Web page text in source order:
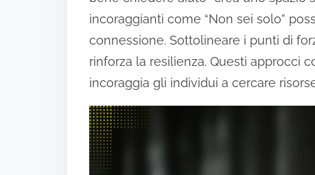
incoraggianti come “Non sei solo”
connessione. Sottolineare i punti di
rinforza la resilienza. Questi approcci
incoraggia gli individui a cercare